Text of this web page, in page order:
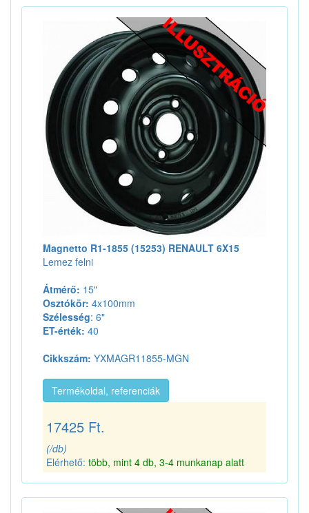
Magnetto R1-1855 (15253) RENAULT 6X15
Lemez felni
Átmérő: 15"
Osztókör: 4x100mm
Szélesség: 6"
ET-érték: 40
Cikkszám: YXMAGR11855-MGN
Termékoldal, referenciák
17425 Ft.
(/db)
Elérhető: több, mint 4 db, 3-4 munkanap alatt